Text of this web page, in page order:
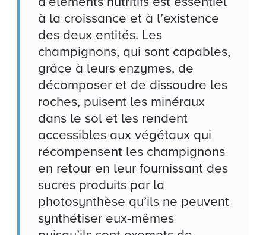
à la croissance et à l’existence
des deux entités. Les
champignons, qui sont capables,
grâce à leurs enzymes, de
décomposer et de dissoudre les
roches, puisent les minéraux
dans le sol et les rendent
accessibles aux végétaux qui
récompensent les champignons
en retour en leur fournissant des
sucres produits par la
photosynthèse qu’ils ne peuvent
synthétiser eux-mêmes